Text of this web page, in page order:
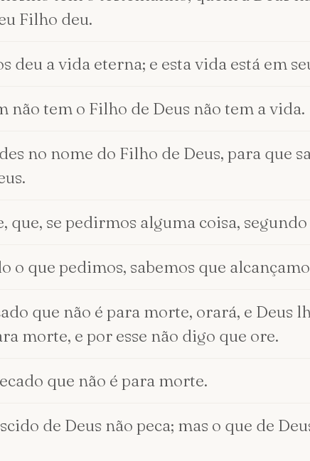
Filho deu.
deu a vida eterna; e esta vida está em
não tem o Filho de Deus não tem a vida.
no nome do Filho de Deus, para que
que, se pedirmos alguma coisa,
o que pedimos, sabemos que
que não é para morte, orará, e Deus
morte, e por esse não digo que ore.
que não é para morte.
de Deus não peca; mas o que de